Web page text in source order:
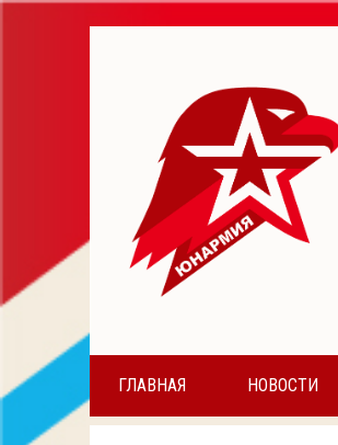
ГЛАВНАЯ НОВОСТИ